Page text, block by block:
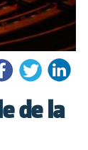
de la